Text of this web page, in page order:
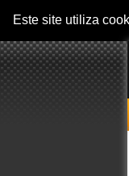
Este site utiliza